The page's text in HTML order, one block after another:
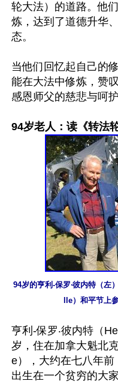
轮大法）的道路。他
炼，达到了道德升华
态。
当他们回忆起自己的
能在大法中修炼，赞
感恩师父的慈悲与呵护
94岁老人：读《转法
94岁的亨利-保罗‧彼内特（
lle）和平节上
亨利-保罗‧彼内特（
岁，住在加拿大魁北
e），大约在七八年
出生在一个贫穷的大